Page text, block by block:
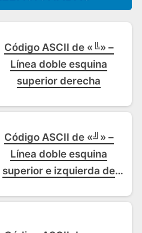
Código ASCII de «╚» –
Línea doble esquina
superior derecha
Código ASCII de «╝» –
Línea doble esquina
superior e izquierda de